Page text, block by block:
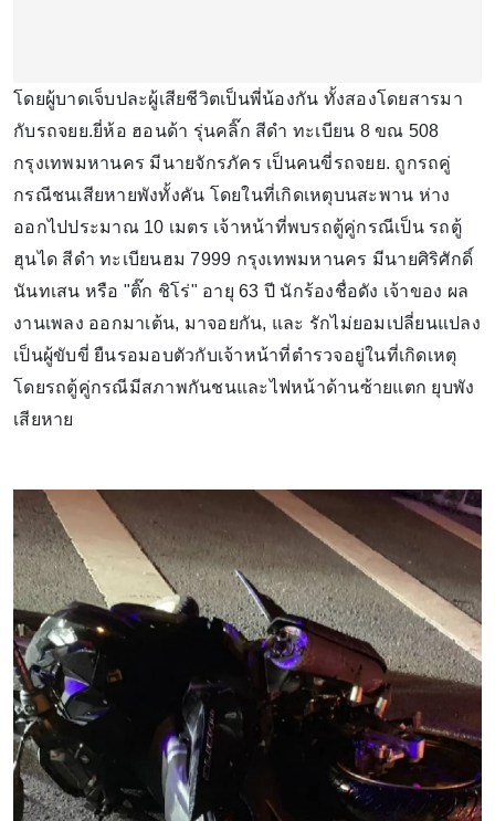
โดยผู้บาดเจ็บปละผู้เสียชีวิตเป็นพี่น้องกัน ทั้งสองโดยสารมา
กับรถจยย.ยี่ห้อ ฮอนด้า รุ่นคลิ๊ก สีดำ ทะเบียน 8 ขณ 508
กรุงเทพมหานคร มีนายจักรภัคร เป็นคนขี่รถจยย. ถูกรถคู่
กรณีชนเสียหายพังทั้งคัน โดยในที่เกิดเหตุบนสะพาน ห่าง
ออกไปประมาณ 10 เมตร เจ้าหน้าที่พบรถตู้คู่กรณีเป็น รถตู้
ฮุนได สีดำ ทะเบียนฮม 7999 กรุงเทพมหานคร มีนายศิริศักดิ์
นันทเสน หรือ "ติ๊ก ชิโร่" อายุ 63 ปี นักร้องชื่อดัง เจ้าของ ผล
งานเพลง ออกมาเต้น, มาจอยกัน, และ รักไม่ยอมเปลี่ยนแปลง
เป็นผู้ขับขี่ ยืนรอมอบตัวกับเจ้าหน้าที่ตำรวจอยู่ในที่เกิดเหตุ
โดยรถตู้คู่กรณีมีสภาพกันชนและไฟหน้าด้านซ้ายแตก ยุบพัง
เสียหาย